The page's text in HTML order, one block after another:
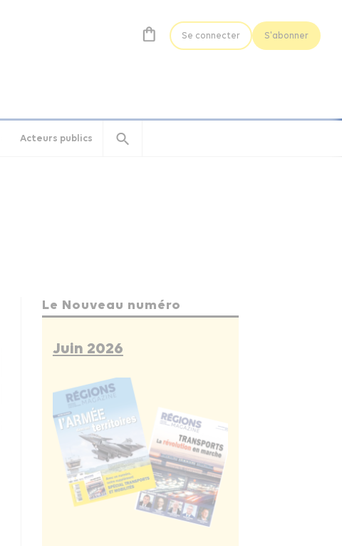
Se connecter S'abonner
Acteurs publics
Le Nouveau numéro
Juin 2026